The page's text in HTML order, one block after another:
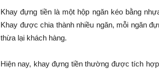
Khay đựng tiền là một hộp ngăn kéo bằng
Khay được chia thành nhiều ngăn, mỗi ngăn
thừa lại khách hàng.
Hiện nay, khay đựng tiền thường được tích